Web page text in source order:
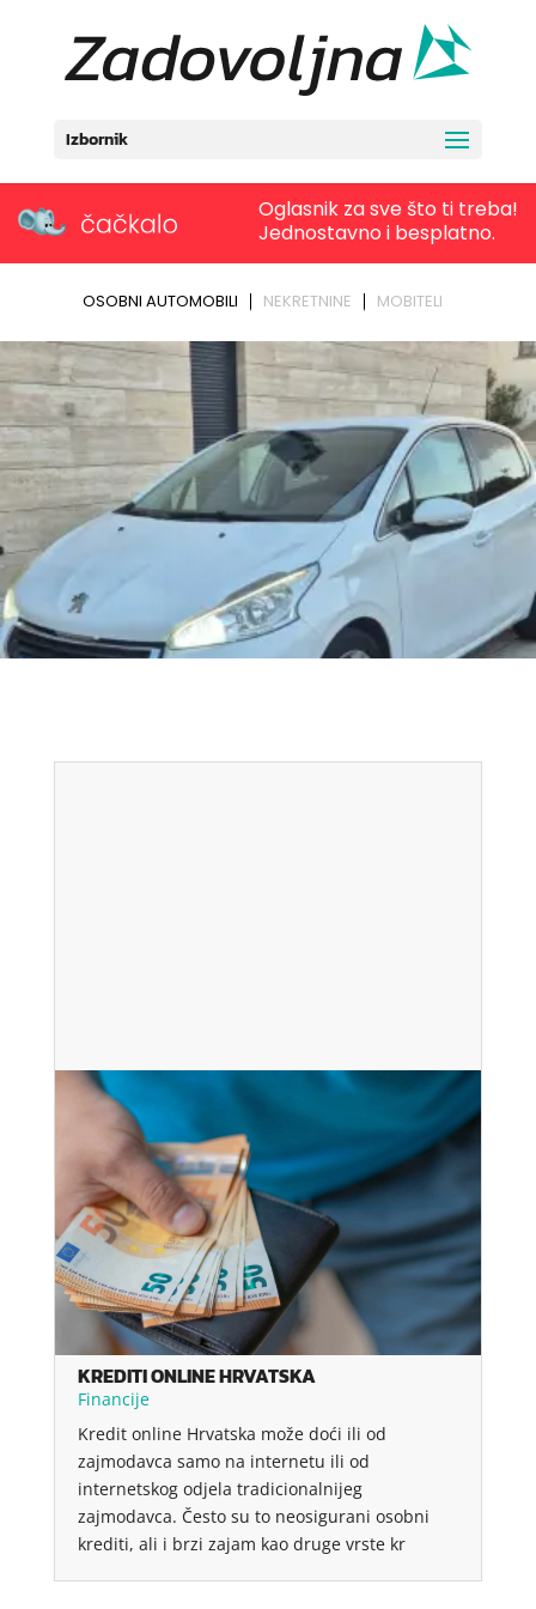
Izbornik
KREDITI ONLINE HRVATSKA
Financije
Kredit online Hrvatska može doći ili od
zajmodavca samo na internetu ili od
internetskog odjela tradicionalnijeg
zajmodavca. Često su to neosigurani osobni
krediti, ali i brzi zajam kao druge vrste kr